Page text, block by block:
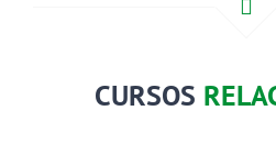
CURSOS